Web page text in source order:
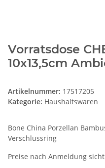
Vorratsdose
10x13,5cm
Artikelnummer: 17517205
Kategorie: Haushaltswaren
Bone China Porzellan
Verschlussring
Preise nach Anmeldung